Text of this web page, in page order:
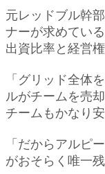
元レッドブル幹
ナーが求めてい
出資比率と経営
「グリッド全体
ルがチームを売
チームもかなり
「だからアルピ
がおそらく唯一